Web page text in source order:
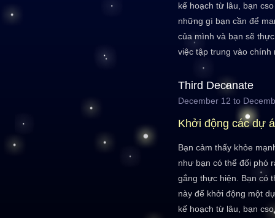
kế hoạch từ lâu, bạn
những gì bạn cần để
của mình và bạn sẽ
việc tập trung vào
Third Decanate
December 12 to
Khởi động các dự
Bạn cảm thấy khỏe
như bạn có thể đối phó
gắng thực hiện. Bạn có
này để khởi động một
kế hoạch từ lâu, bạn